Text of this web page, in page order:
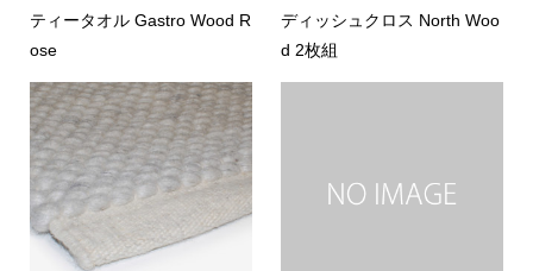
ティータオル Gastro Wood R
ose
ディッシュクロス North Woo
d 2枚組